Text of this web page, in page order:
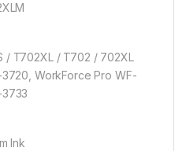
/ T702XL / T702 / 702XL
WorkForce Pro WF-
Ink